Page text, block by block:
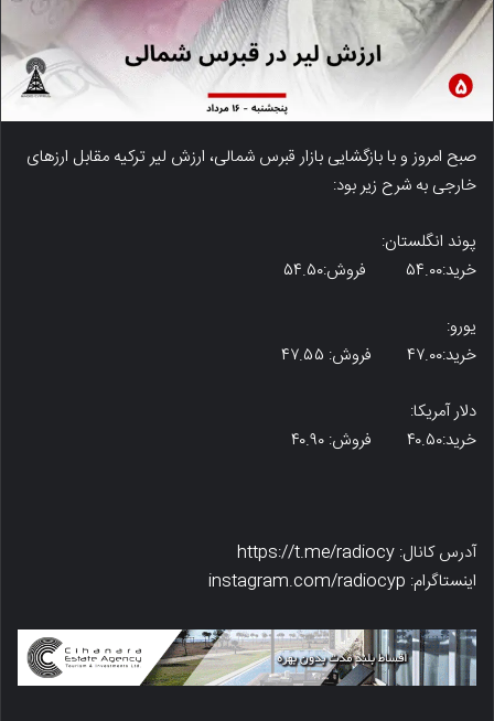
صبح امروز و با بازگشایی بازار قبرس شمالی، ارزش لیر ترکیه مقابل ارزهای
خارجی به شرح زیر بود:
پوند انگلستان:
خرید:۵۴.۰۰ فروش:۵۴.۵۰
یورو:
خرید:۴۷.۰۰ فروش: ۴۷.۵۵
دلار آمریکا:
خرید:۴۰.۵۰ فروش: ۴۰.۹۰
آدرس کانال: https://t.me/radiocy
اینستاگرام: instagram.com/radiocyp